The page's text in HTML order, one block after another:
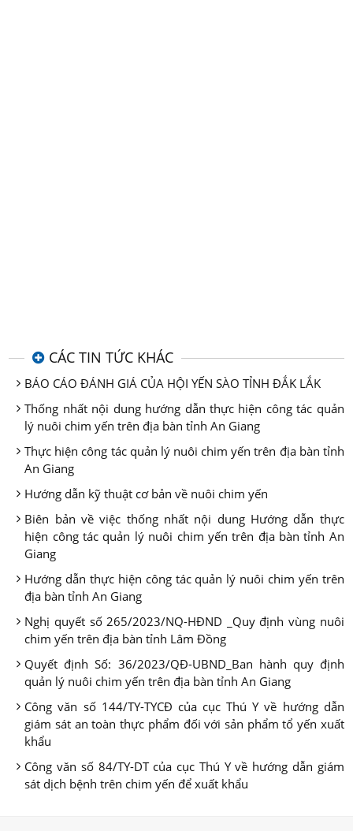
CÁC TIN TỨC KHÁC
BÁO CÁO ĐÁNH GIÁ CỦA HỘI YẾN SÀO TỈNH ĐẮK LẮK
Thống nhất nội dung hướng dẫn thực hiện công tác quản
lý nuôi chim yến trên địa bàn tỉnh An Giang
Thực hiện công tác quản lý nuôi chim yến trên địa bàn tỉnh
An Giang
Hướng dẫn kỹ thuật cơ bản về nuôi chim yến
Biên bản về việc thống nhất nội dung Hướng dẫn thực
hiện công tác quản lý nuôi chim yến trên địa bàn tỉnh An
Giang
Hướng dẫn thực hiện công tác quản lý nuôi chim yến trên
địa bàn tỉnh An Giang
Nghị quyết số 265/2023/NQ-HĐND _Quy định vùng nuôi
chim yến trên địa bàn tỉnh Lâm Đồng
Quyết định Số: 36/2023/QĐ-UBND_Ban hành quy định
quản lý nuôi chim yến trên địa bàn tỉnh An Giang
Công văn số 144/TY-TYCĐ của cục Thú Y về hướng dẫn
giám sát an toàn thực phẩm đối với sản phẩm tổ yến xuất
khẩu
Công văn số 84/TY-DT của cục Thú Y về hướng dẫn giám
sát dịch bệnh trên chim yến để xuất khẩu